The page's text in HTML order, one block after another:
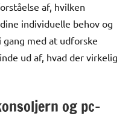
af, hvilken
individuelle behov og
med at udforske
ud af, hvad der virkelig
og pc-